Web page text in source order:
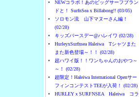
NEWコラボ！あのビッグサーフブラン
ドと！ SurfnSea x Billabong!! (03/05)
ソロモン流 山下マヌーさん編！
(02/28)
キッズバースデー@ハレイワ (02/28)
HurleyxSurfnsea Haleiwa Tシャツまた
また新色登場～！！ (02/28)
超ハワイ版！！ワンちゃんのおやつ～
～！ (02/28)
超限定！Haleiwa International Openサー
フィンコンテストTEEが入荷！ (02/28)
HURLEYｘSURFNSEA Haleiwa コラ